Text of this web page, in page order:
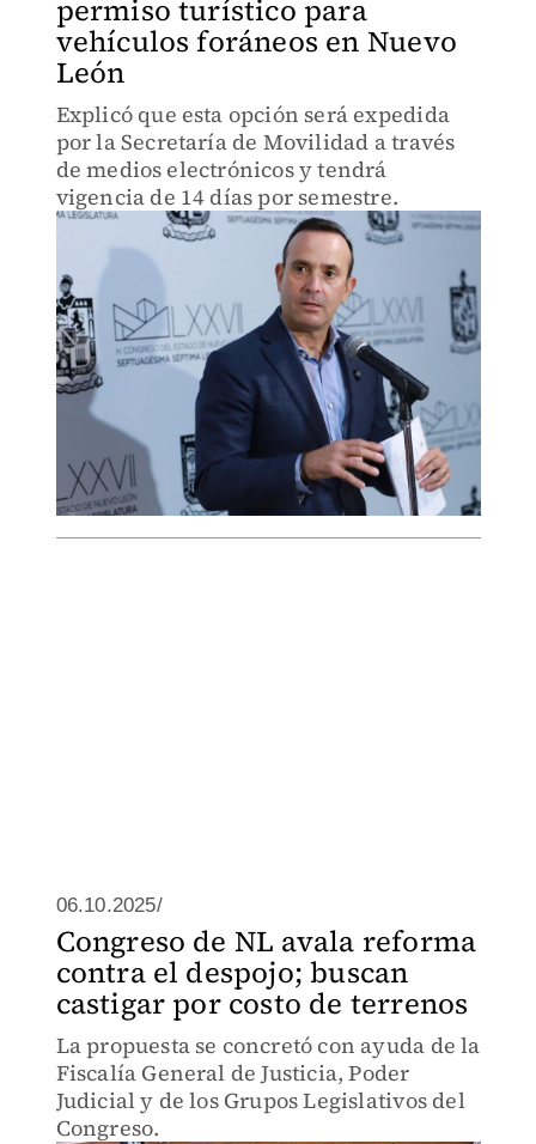
permiso turístico para
vehículos foráneos en Nuevo
León
Explicó que esta opción será expedida
por la Secretaría de Movilidad a través
de medios electrónicos y tendrá
vigencia de 14 días por semestre.
06.10.2025/
Congreso de NL avala reforma
contra el despojo; buscan
castigar por costo de terrenos
La propuesta se concretó con ayuda de la
Fiscalía General de Justicia, Poder
Judicial y de los Grupos Legislativos del
Congreso.